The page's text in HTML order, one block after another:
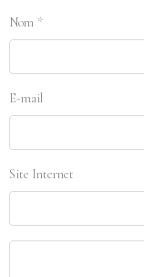
Nom
E-mail
Site Internet